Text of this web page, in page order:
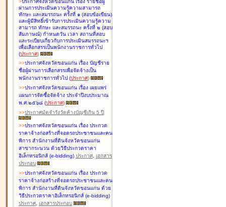
>ประกาศจังหวัดขอนแก่น เรื่อง รายชื่อผู้
ผ่านการประเมินความรู้ความสามารถ
ทักษะ และสมรรถนะ ครั้งที่ ๑ (สอบข้อเขียน)
และผู้มีสิทธิ์เข้ารับการประเมินความรู้ความ
สามารถ ทักษะ และสมรรถนะ ครั้งที่ ๒ (สอบ
สัมภาษณ์) กำหนดวัน เวลา สถานที่สอบ
และระเบียบเกี่ยวกับการประเมินสมรรถนะฯ
เพื่อเลือกสรรเป็นพนักงานราชการทั่วไป
(ประกาศ)
>>ประกาศจังหวัดขอนแก่น เรื่อง บัญชีราย
ชื่อผู้ผ่านการเลือกสรรเพื่อจัดจ้างเป็น
พนักงานราชการทั่วไป (ประกาศ)
>>ประกาศจังหวัดขอนแก่น เรื่อง เผยแพร่
แผนการจัดซื้อจัดจ้าง ประจำปีงบประมาณ
พ.ศ.๒๕๖๘ (ประกาศ)
>>ประกาศมัดจำรังวัดค้างบัญชีเกิน 5 ปี
>>ประกาศจังหวัดขอนแก่น เรื่อง ประกวด
ราคาจ้างก่อสร้างที่จอดรถประชาชนและคน
พิการ สำนักงานที่ดินจังหวัดขอนแก่น
สาขากระนวน ด้วยวิธีประกวดราคา
อิเล็กทรอนิกส์ (e-bidding) ประกาศ, เอกสาร
ประกอบ
>>ประกาศจังหวัดขอนแก่น เรื่อง ประกวด
ราคาจ้างก่อสร้างที่จอดรถประชาชนและคน
พิการ สำนักงานที่ดินจังหวัดขอนแก่น ด้วย
วิธีประกวดราคาอิเล็กทรอนิกส์ (e-bidding)
ประกาศ, เอกสารประกอบ